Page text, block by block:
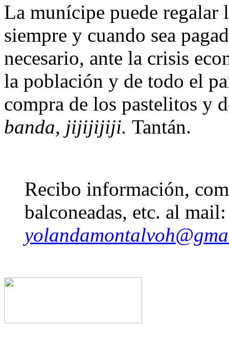
La munícipe puede regalar
siempre y cuando sea
necesario, ante la crisis
la población y de todo el
compra de los pastelitos y
banda, jijijijiji. Tantán.
Recibo información,
balconeadas, etc. al mail: